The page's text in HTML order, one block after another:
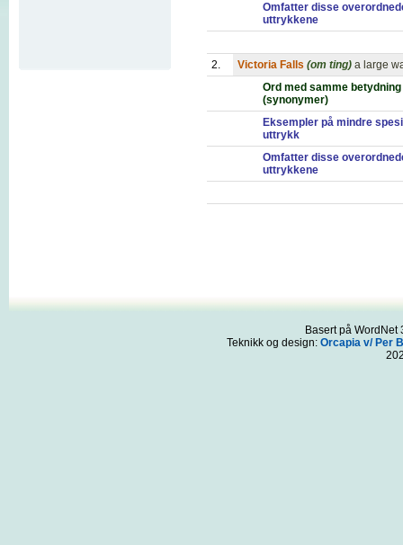
Omfatter disse
uttrykkene
2. Victoria Falls (om ting) a large
Ord med samme betydning
(synonymer)
Eksempler på mindre
uttrykk
Omfatter disse
uttrykkene
Basert på
Teknikk og design: Orcapia v/ Per